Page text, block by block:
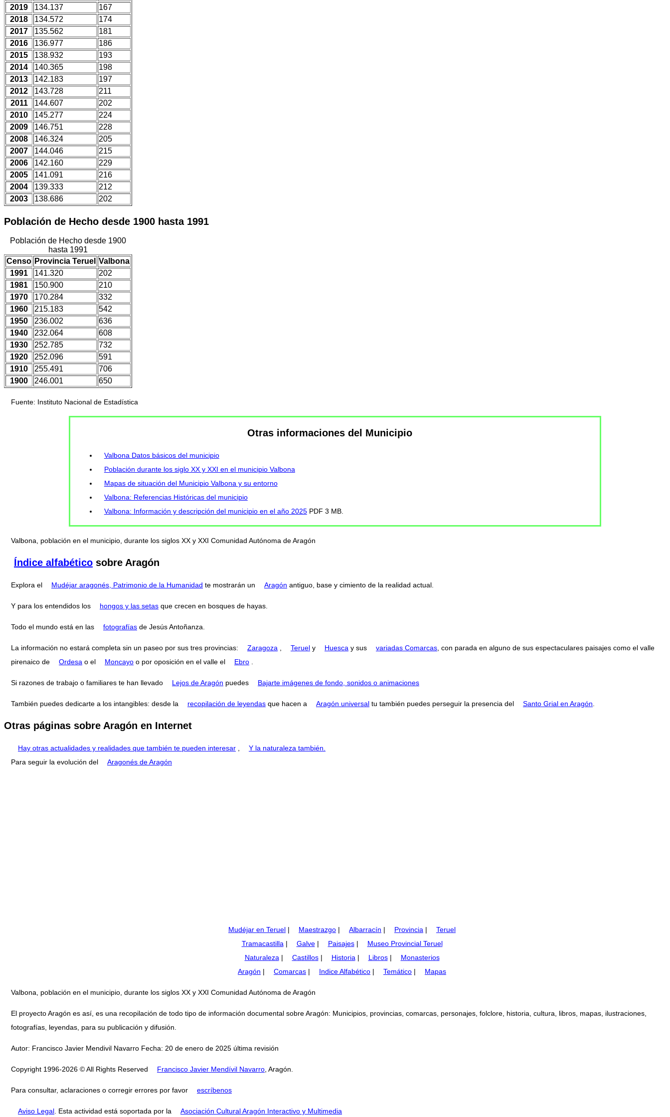
2019
134.137
167
2018
134.572
174
2017
135.562
181
2016
136.977
186
2015
138.932
193
2014
140.365
198
2013
142.183
197
2012
143.728
211
2011
144.607
202
2010
145.277
224
2009
146.751
228
2008
146.324
205
2007
144.046
215
2006
142.160
229
2005
141.091
216
2004
139.333
212
2003
138.686 202
Población de Hecho desde 1900 hasta 1991
Población de Hecho desde 1900
hasta 1991
Censo Provincia Teruel Valbona
1991
141.320
202
1981
150.900
210
1970
170.284
332
1960
215.183
542
1950
236.002
636
1940
232.064
608
1930
252.785
732
1920
252.096
591
1910
255.491
706
1900
246.001 650
Fuente: Instituto Nacional de Estadística
Otras informaciones del Municipio
Valbona Datos básicos del municipio
Población durante los siglo XX y XXI en el municipio Valbona
Mapas de situación del Municipio Valbona y su entorno
Valbona: Referencias Históricas del municipio
Valbona: Información y descripción del municipio en el año 2025PDF 3 MB.
Valbona, población en el municipio, durante los siglos XX y XXI Comunidad Autónoma de Aragón
Índice alfabético sobre Aragón
Explora el Mudéjar aragonés, Patrimonio de la Humanidad te mostrarán un Aragón antiguo, base y cimiento de la realidad actual.
Y para los entendidos los hongos y las setas que crecen en bosques de hayas.
Todo el mundo está en las fotografías de Jesús Antoñanza.
La información no estará completa sin un paseo por sus tres provincias: Zaragoza Teruel y Huesca y sus variadas Comarcas , con parada en alguno de sus espectaculares paisajes como el valle
pirenaico de
Ordesa o el Moncayo o por oposición en el valle el Ebro
Si razones de trabajo o familiares te han llevado Lejos de Aragón puedes Bajarte imágenes de fondo, sonidos o animaciones
También puedes dedicarte a los intangibles: desde la recopilación de leyendas que hacen a Aragón universal tu también puedes perseguir la presencia del Santo Grial en Aragón
Otras páginas sobre Aragón en Internet
Hay otras actualidades y realidades que también te pueden interesar
Y la naturaleza también.
Para seguir la evolución del
Aragonés de Aragón
Mudéjar en Teruel | Maestrazgo | Albarracín | Provincia |
Teruel
Tramacastilla | Galve| Paisajes|
Museo Provincial Teruel
Naturaleza | Castillos| Historia | Libros|
Monasterios
Aragón | Comarcas | Indice Alfabético | Temático | Mapas
Valbona, población en el municipio, durante los siglos XX y XXI Comunidad Autónoma de Aragón
El proyecto Aragón es así, es una recopilación de todo tipo de información documental sobre Aragón: Municipios, provincias, comarcas, personajes, folclore, historia, cultura, libros, mapas, ilustraciones,
fotografías, leyendas, para su publicación y difusión.
Autor: Francisco Javier Mendivil Navarro Fecha: 20 de enero de 2025 última revisión
Copyright 1996-2026 © All Rights Reserved Francisco Javier Mendívil Navarro , Aragón.
Para consultar, aclaraciones o corregir errores por favor escríbenos
Aviso Legal . Esta actividad está soportada por la Asociación Cultural Aragón Interactivo y Multimedia